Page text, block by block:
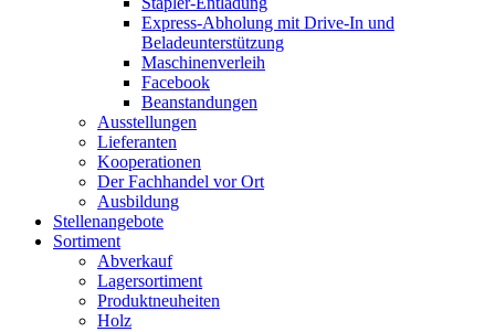
Express-Abholung mit Drive-In und
Beladeunterstützung
Maschinenverleih
Facebook
Beanstandungen
Ausstellungen
Lieferanten
Kooperationen
Der Fachhandel vor Ort
Ausbildung
Stellenangebote
Sortiment
Abverkauf
Lagersortiment
Produktneuheiten
Holz